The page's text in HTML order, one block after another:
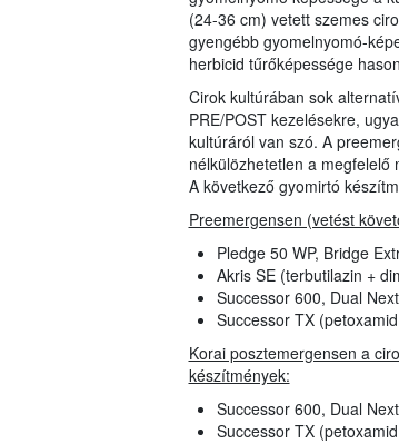
(24-36 cm) vetett szemes
gyengébb gyomelnyomó-
herbicid tűrőképessége
Cirok kultúrában sok
PRE/POST kezelésekre,
kultúráról van szó. A
nélkülözhetetlen a megfelelő
A következő gyomirtó
Preemergensen (vetést
Pledge 50 WP, Bridge
Akris SE (terbutilazin +
Successor 600, Dual
Successor TX
Korai posztemergensen a
készítmények:
Successor 600, Dual
Successor TX